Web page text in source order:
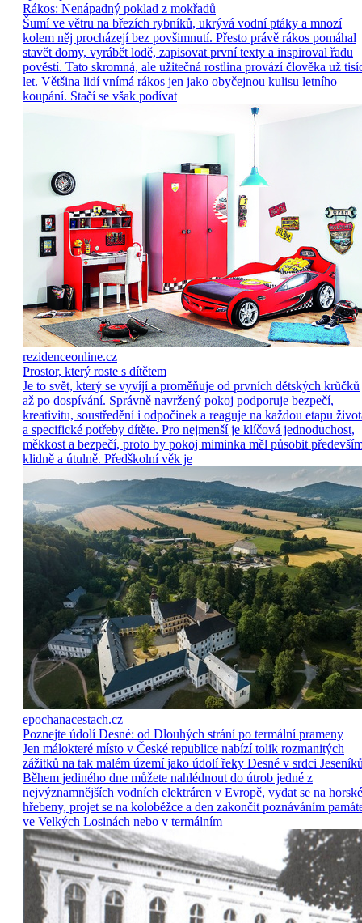
Rákos: Nenápadný poklad z mokřadů
Šumí ve větru na březích rybníků, ukrývá vodní ptáky a mnozí
kolem něj procházejí bez povšimnutí. Přesto právě rákos pomáhal
stavět domy, vyrábět lodě, zapisovat první texty a inspiroval řadu
pověstí. Tato skromná, ale užitečná rostlina provází člověka už
let. Většina lidí vnímá rákos jen jako obyčejnou kulisu letního
koupání. Stačí se však podívat
rezidenceonline.cz
Prostor, který roste s dítětem
Je to svět, který se vyvíjí a proměňuje od prvních dětských krůčků
až po dospívání. Správně navržený pokoj podporuje bezpečí,
kreativitu, soustředění i odpočinek a reaguje na každou etapu
a specifické potřeby dítěte. Pro nejmenší je klíčová jednoduchost,
měkkost a bezpečí, proto by pokoj miminka měl působit
klidně a útulně. Předškolní věk je
epochanacestach.cz
Poznejte údolí Desné: od Dlouhých strání po termální prameny
Jen málokteré místo v České republice nabízí tolik rozmanitých
zážitků na tak malém území jako údolí řeky Desné v srdci
Během jediného dne můžete nahlédnout do útrob jedné z
nejvýznamnějších vodních elektráren v Evropě, vydat se na horské
hřebeny, projet se na koloběžce a den zakončit poznáváním
ve Velkých Losinách nebo v termálním